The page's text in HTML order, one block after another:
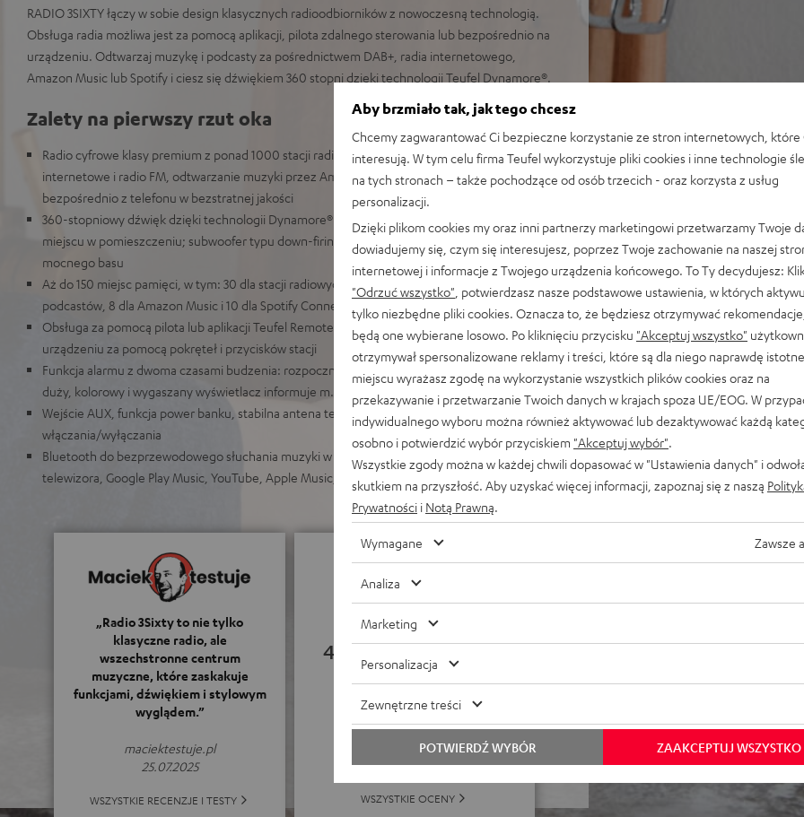
RADIO 3SIXTY łączy w sobie design klasycznych radioodbiorników z nowoczesną technologią.
Obsługa radia możliwa jest za pomocą aplikacji, pilota zdalnego sterowania lub bezpośrednio na
urządzeniu. Odtwarzaj muzykę i podcasty za pośrednictwem DAB+, radia internetowego,
Amazon Music lub Spotify i ciesz się dźwiękiem 360 stopni dzięki technologii Teufel Dynamore®.
Zalety na pierwszy rzut oka
Radio cyfrowe klasy premium z ponad 1000 stacji radiowych dostępnych przez DAB+, radio
internetowe i radio FM, odtwarzanie muzyki przez Amazon Music, Spotify, pamięć USB lub
bezpośrednio z telefonu w bezstratnej jakości
360-stopniowy dźwięk dzięki technologii Dynamore® dla najlepszego brzmienia w każdym
miejscu w pomieszczeniu; subwoofer typu down-firing dla wysokich poziomów głośności i
mocnego basu
Aż do 150 miejsc pamięci, w tym: 30 dla stacji radiowych FM, DAB+, 30 dla radia internetowego i
podcastów, 8 dla Amazon Music i 10 dla Spotify Connect
Obsługa za pomocą pilota lub aplikacji Teufel Remote (iOS/Android) oraz bezpośrednio na
urządzeniu za pomocą pokręteł i przycisków stacji
Funkcja alarmu z dwoma czasami budzenia: rozpocznij swój dzień z muzyką w jakości Teufel;
duży, kolorowy i wygaszany wyświetlacz informuje m.in.: o godzinie, stacji i tytule piosenki
Wejście AUX, funkcja power banku, stabilna antena teleskopowa, funkcja automatycznego
włączania/wyłączania
Bluetooth do bezprzewodowego słuchania muzyki w jakości zbliżonej do płyty CD z
telewizora, Google Play Music, YouTube, Apple Music, radia internetowego i nie tylko
„Radio 3Sixty to nie tylko
klasyczne radio, ale
wszechstronne centrum
muzyczne, które zaskakuje
funkcjami, dźwiękiem i stylowym
wyglądem.”
maciektestuje.pl
25.07.2025
WSZYSTKIE RECENZJE I TESTY
4.82
WSZYSTKIE OCENY
Aby brzmiało tak, jak tego chcesz
Chcemy zagwarantować Ci bezpieczne korzystanie ze stron internetowych, które
interesują. W tym celu firma Teufel wykorzystuje pliki cookies i inne technologie
na tych stronach – także pochodzące od osób trzecich - oraz korzysta z usług
personalizacji.
Dzięki plikom cookies my oraz inni partnerzy marketingowi przetwarzamy Twoje
dowiadujemy się, czym się interesujesz, poprzez Twoje zachowanie na naszej
internetowej i informacje z Twojego urządzenia końcowego. To Ty decydujesz:
"Odrzuć wszystko" , potwierdzasz nasze podstawowe ustawienia, w których
tylko niezbędne pliki cookies. Oznacza to, że będziesz otrzymywać
będą one wybierane losowo. Po kliknięciu przycisku "Akceptuj wszystko"
otrzymywał spersonalizowane reklamy i treści, które są dla niego naprawdę
miejscu wyrażasz zgodę na wykorzystanie wszystkich plików cookies oraz na
przekazywanie i przetwarzanie Twoich danych w krajach spoza UE/EOG. W
indywidualnego wyboru można również aktywować lub dezaktywować każdą
osobno i potwierdzić wybór przyciskiem "Akceptuj wybór"
Wszystkie zgody można w każdej chwili dopasować w "Ustawienia danych" i
skutkiem na przyszłość. Aby uzyskać więcej informacji, zapoznaj się z naszą
Prywatności i Notą Prawną
Wymagane Zawsze
Analiza
Marketing
Personalizacja
Zewnętrzne treści
ZAAKCEPTUJ WSZYSTKO
POTWIERDŹ WYBÓR